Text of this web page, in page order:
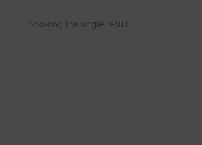
Showing the single result